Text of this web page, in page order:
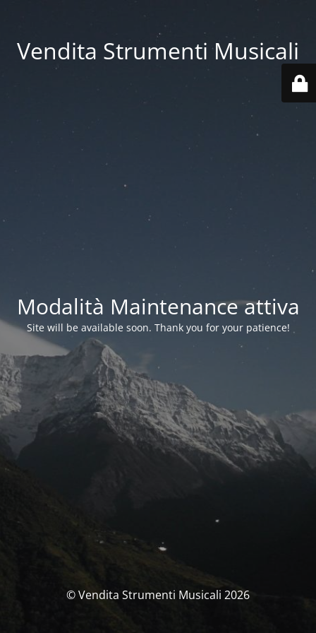
Vendita Strumenti Musicali
Modalità Maintenance attiva
Site will be available soon. Thank you for your patience!
© Vendita Strumenti Musicali 2026